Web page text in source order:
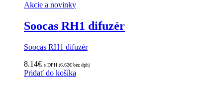
Akcie a novinky
Soocas RH1 difuzér
Soocas RH1 difuzér
8.14€ s DPH (6.62€ bez dph)
Pridať do košíka